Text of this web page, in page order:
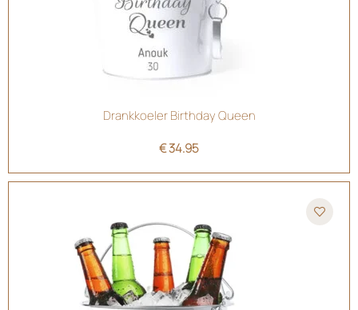
Drankkoeler Birthday Queen
€34.95